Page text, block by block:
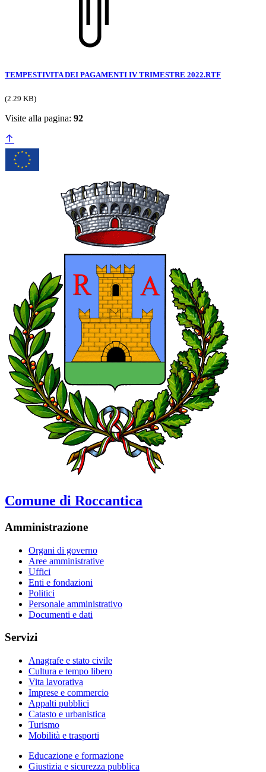
TEMPESTIVITA DEI PAGAMENTI IV TRIMESTRE 2022.RTF
(2.29 KB)
Visite alla pagina: 92
Comune di Roccantica
Amministrazione
Organi di governo
Aree amministrative
Uffici
Enti e fondazioni
Politici
Personale amministrativo
Documenti e dati
Servizi
Anagrafe e stato civile
Cultura e tempo libero
Vita lavorativa
Imprese e commercio
Appalti pubblici
Catasto e urbanistica
Turismo
Mobilità e trasporti
Educazione e formazione
Giustizia e sicurezza pubblica